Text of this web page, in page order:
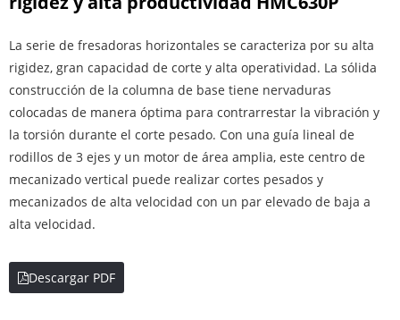
La serie de fresadoras horizontales se caracteriza por su alta
rigidez, gran capacidad de corte y alta operatividad. La sólida
construcción de la columna de base tiene nervaduras
colocadas de manera óptima para contrarrestar la vibración y
la torsión durante el corte pesado. Con una guía lineal de
rodillos de 3 ejes y un motor de área amplia, este centro de
mecanizado vertical puede realizar cortes pesados y
mecanizados de alta velocidad con un par elevado de baja a
alta velocidad.
Descargar PDF